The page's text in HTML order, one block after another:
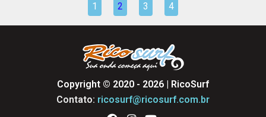
1 2 3 4
Copyright © 2020 - 2026 | RicoSurf
Contato: ricosurf@ricosurf.com.br